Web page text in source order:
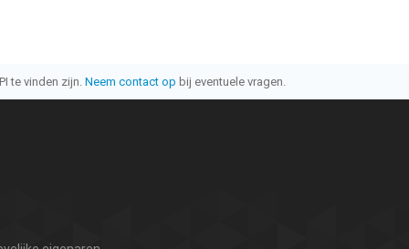
te vinden zijn. Neem contact op bij eventuele vragen.